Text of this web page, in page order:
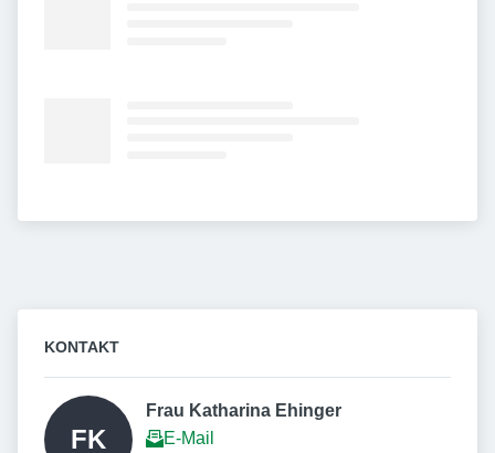
KONTAKT
FK
Frau Katharina Ehinger
E-Mail